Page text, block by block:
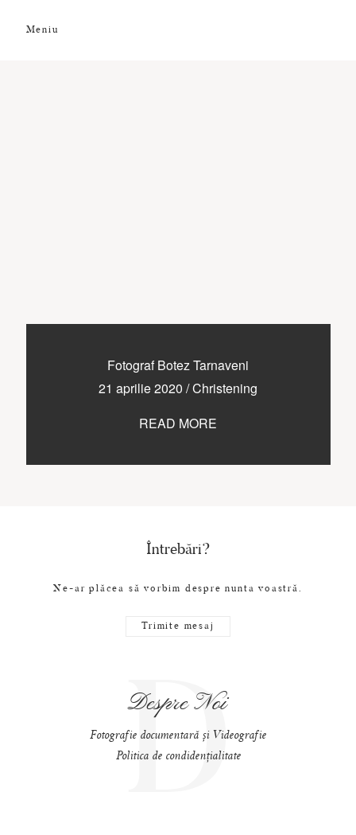
Meniu
Fotograf Botez Tarnaveni
21 aprilie 2020 /Christening
READ MORE
CONTACT
Întrebări?
Ne-ar plăcea să vorbim despre nunta voastră.
Trimite mesaj
Despre Noi
D
Fotografie documentară și Videografie
Politica de condidențialitate